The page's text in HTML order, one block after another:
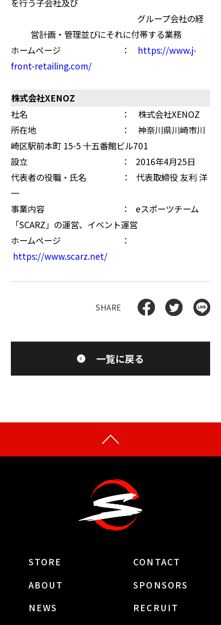
を行う子会社及び
グループ会社の経
営計画・管理並びにそれに付帯する業務
ホームページ ： https://www.j-
front-retailing.com/
株式会社XENOZ
社名 ： 株式会社XENOZ
所在地 ： 神奈川県川崎市川
崎区駅前本町 15-5 十五番館ビル701
設立 ： 2016年4月25日
代表者の役職・氏名 ： 代表取締役 友利 洋
一
事業内容 ： eスポーツチーム
「SCARZ」の運営、イベント運営
ホームページ ：
https://www.scarz.net/
一覧に戻る
STORE
CONTACT
ABOUT
SPONSORS
NEWS
RECRUIT